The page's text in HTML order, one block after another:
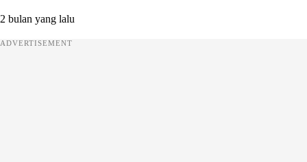
2 bulan yang lalu
ADVERTISEMENT